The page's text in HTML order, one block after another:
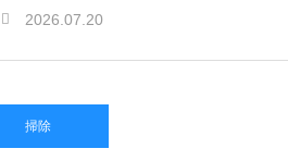
2026.07.20
掃除